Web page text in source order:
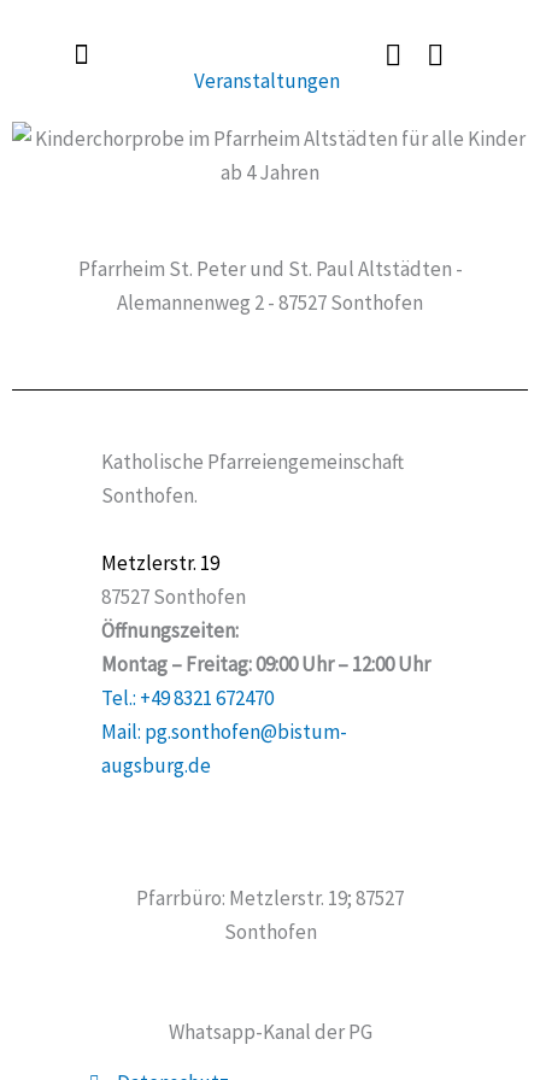
Veranstaltungen
Pfarrheim St. Peter und St. Paul Altstädten -
Alemannenweg 2 - 87527 Sonthofen
Katholische Pfarreiengemeinschaft
Sonthofen.
Metzlerstr. 19
87527 Sonthofen
Öffnungszeiten:
Montag – Freitag: 09:00 Uhr – 12:00 Uhr
Tel.: +49 8321 672470
Mail: pg.sonthofen@bistum-
augsburg.de
Pfarrbüro: Metzlerstr. 19; 87527
Sonthofen
Whatsapp-Kanal der PG